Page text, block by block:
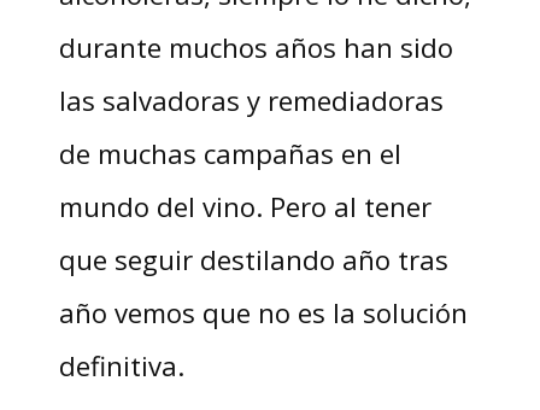
durante muchos años han sido
las salvadoras y remediadoras
de muchas campañas en el
mundo del vino. Pero al tener
que seguir destilando año tras
año vemos que no es la solución
definitiva.